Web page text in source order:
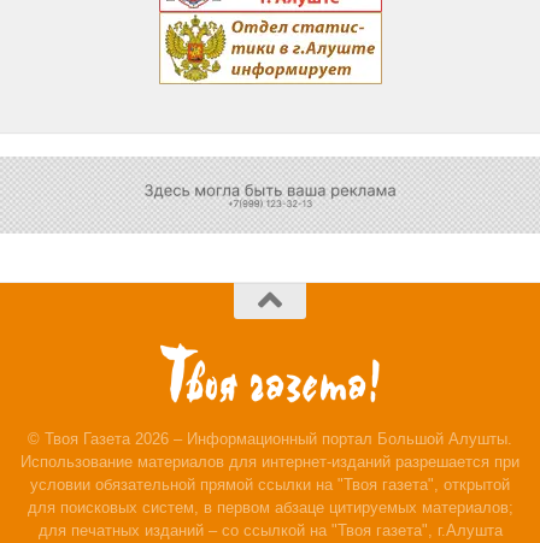
© Твоя Газета 2026 – Информационный портал Большой Алушты.
Использование материалов для интернет-изданий разрешается при
условии обязательной прямой ссылки на "Твоя газета", открытой
для поисковых систем, в первом абзаце цитируемых материалов;
для печатных изданий – со ссылкой на "Твоя газета", г.Алушта